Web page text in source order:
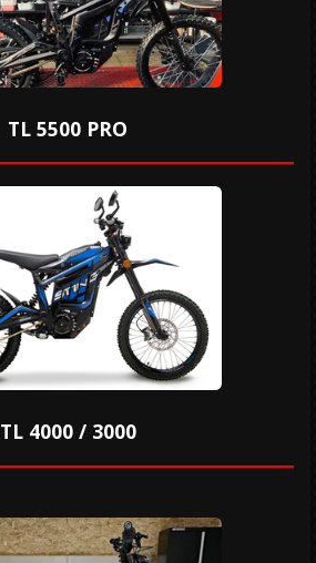
TL 5500 PRO
TL 4000 / 3000